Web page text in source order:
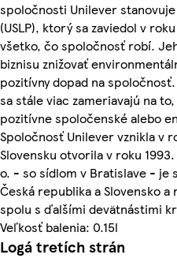
spoločnosti Unilever
(USLP), ktorý sa zaviedol v
všetko, čo spoločnosť robí.
biznisu znižovať
pozitívny dopad na
sa stále viac zameriavajú na
pozitívne spoločenské alebo
Spoločnosť Unilever vznikla v
Slovensku otvorila v roku
o. - so sídlom v Bratislave - je
Česká republika a Slovensko a
spolu s ďalšími devätnástimi
Veľkosť balenia: 0.15l
Logá tretích strán